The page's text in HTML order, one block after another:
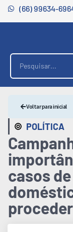
(66) 99634-
POLÍTICA
Voltar para inicial
casos
proceder